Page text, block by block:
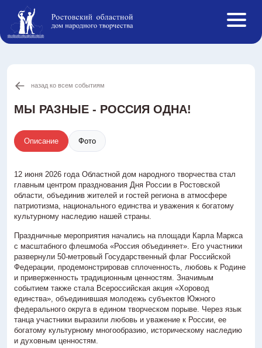
События ОДНТ
Творческие коллективы
Конкурсы РФ
Новости
О нас
Противодействие коррупции
Услуги
Реестр ОНЭД
Антитеррористическая деятельность
Контакты
3D-тур
назад ко всем событиям
МЫ РАЗНЫЕ - РОССИЯ ОДНА!
Описание Фото
12 июня 2026 года Областной дом народного творчества стал
главным центром празднования Дня России в Ростовской
области, объединив жителей и гостей региона в атмосфере
патриотизма, национального единства и уважения к богатому
культурному наследию нашей страны.
Праздничные мероприятия начались на площади Карла Маркса
с масштабного флешмоба «Россия объединяет». Его участники
развернули 50-метровый Государственный флаг Российской
Федерации, продемонстрировав сплоченность, любовь к Родине
и приверженность традиционным ценностям. Значимым
событием также стала Всероссийская акция «Хоровод
единства», объединившая молодежь субъектов Южного
федерального округа в едином творческом порыве. Через язык
танца участники выразили любовь и уважение к России, ее
богатому культурному многообразию, историческому наследию
и духовным ценностям.